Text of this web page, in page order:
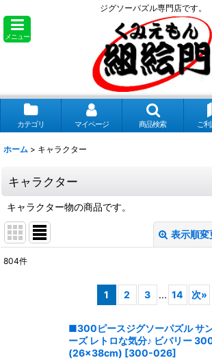
ジグソーパズル専門店です。
メニュー
カテゴリ マイページ 商品検索 ご
ホーム > キャラクター
キャラクター
キャラクター物の商品です。
表示順変
804件
1 2 3 ... 14 次»
■300ピースジグソーパズル サ
ーズ レトロな気分♪ ビバリー
(26×38cm) [300-026]